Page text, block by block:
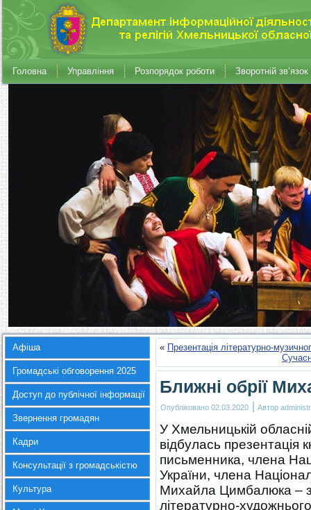
Головна Управління Розпорядок роботи Зворотній зв’язок
Афіша
Громадські обговорення 2025
Доступ до публічної інформації
Звернення громадян
Кадри
Консультації з громадськістю
Культура
« Презентація літературно-
Ближні обрії
Опубліковано 02.03.2020 | Автор
У Хмельницькій
відбулась презентація
письменника, члена
України, члена
Михайла Цимбалюка –
літературно-